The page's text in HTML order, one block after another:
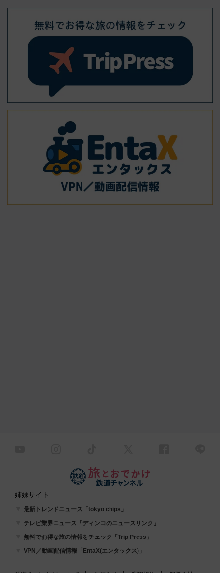
姉妹サイト
最新トレンドニュース「tokyo chips」
テレビ業界ニュース「ディンコのニュースリンク」
無料でお得な旅の情報をチェック「Trip Press」
VPN／動画配信情報「EntaX(エンタックス)」